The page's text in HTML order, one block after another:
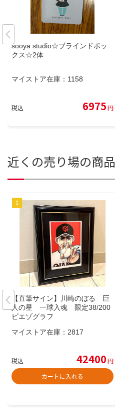
sooya studio☆ブラインドボッ
クス☆2体
マイストア在庫： 1158
税込 6975円
近くの売り場の商品
【直筆サイン】川崎のぼる 巨
人の星 一球入魂 限定38/200
ピエゾグラフ
マイストア在庫： 2817
税込 42400円
カートに入れる